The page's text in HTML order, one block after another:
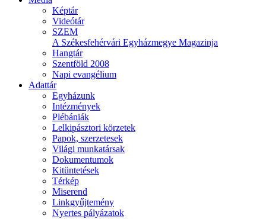
Képtár
Videótár
SZEM
A Székesfehérvári Egyházmegye Magazinja
Hangtár
Szentföld 2008
Napi evangélium
Adattár
Egyházunk
Intézmények
Plébániák
Lelkipásztori körzetek
Papok, szerzetesek
Világi munkatársak
Dokumentumok
Kitüntetések
Térkép
Miserend
Linkgyűjtemény
Nyertes pályázatok